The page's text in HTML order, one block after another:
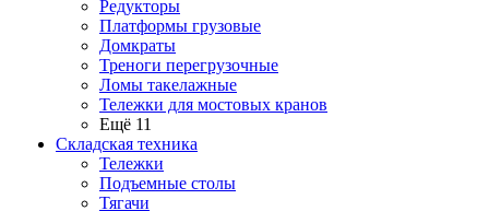
Редукторы
Платформы грузовые
Домкраты
Треноги перегрузочные
Ломы такелажные
Тележки для мостовых кранов
Ещё 11
Складская техника
Тележки
Подъемные столы
Тягачи